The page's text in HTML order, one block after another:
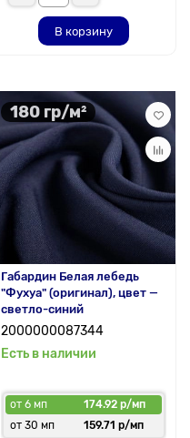
В корзину
180 гр/м²
Габардин Белая лебедь
"Фухуа" (оригинал), цвет —
светло-синий
2000000087344
Есть в наличии
от 6 мп
174.92 р/мп
от 30 мп
159.71 р/мп